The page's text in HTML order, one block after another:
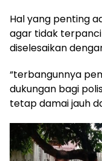
Hal yang penting
agar tidak
diselesaikan
“terbangunnya
dukungan bagi
tetap damai jauh